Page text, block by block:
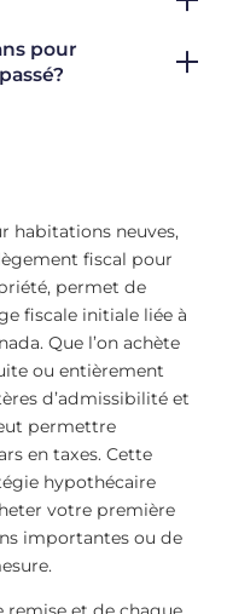
pour
habitations neuves,
fiscal pour
permet de
fiscale initiale liée à
Que l’on achète
ou entièrement
d’admissibilité et
permettre
en taxes. Cette
hypothécaire
votre première
importantes ou de